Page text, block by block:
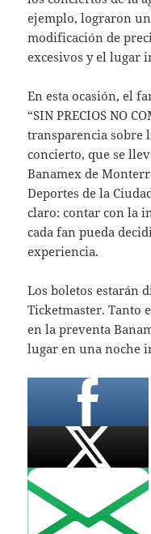
ejemplo, lograron
modificación de
excesivos y el lugar
En esta ocasión, el
“SIN PRECIOS NO
transparencia sobre
concierto, que se
Banamex de
Deportes de la
claro: contar con la
cada fan pueda
experiencia.
Los boletos estarán
Ticketmaster. Tanto
en la preventa
lugar en una noche